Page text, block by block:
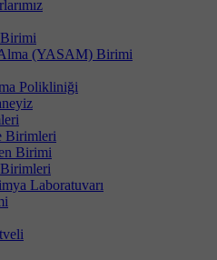
Birimi
Alma (YASAM) Birimi
Polikliniği
Birimleri
Birimi
Laboratuvarı